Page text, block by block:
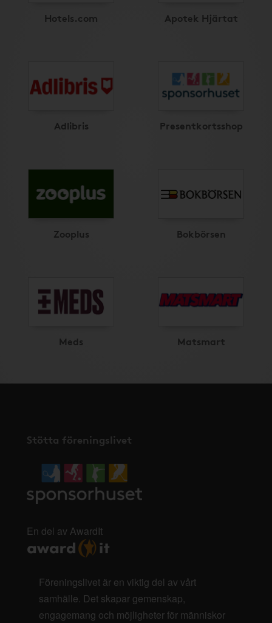
Hotels.com Apotek Hjärtat
Adlibris Presentkortsshop
Zooplus Bokbörsen
Meds Matsmart
Stötta föreningslivet
En del av AwardIt
Föreningslivet är en viktig del av vårt
samhälle. Det skapar gemenskap,
engagemang och möjligheter för människor